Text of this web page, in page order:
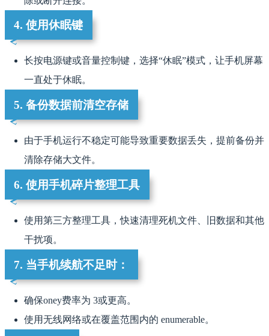
4. 使用休眠键
长按电源键或音量控制键，选择“休眠”模式，让手机屏幕
一直处于休眠。
5. 备份数据前清空存储
由于手机运行不稳定可能导致重要数据丢失，提前备份并
清除存储大文件。
6. 使用手机碎片整理工具
使用第三方整理工具，快速清理死机文件、旧数据和其他
干扰项。
7. 当手机续航不足时：
确保oney费率为 3或更高。
使用无线网络或在覆盖范围内的 enumerable。